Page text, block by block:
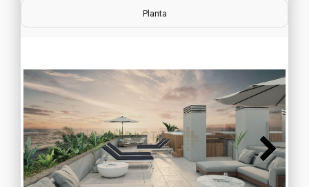
Planta
Next